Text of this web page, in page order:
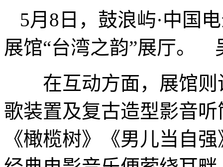
5月8日，鼓浪屿·中国
展馆“台湾之韵”展厅。
在互动方面，展馆则
歌装置及复古造型影音
《橄榄树》《男儿当自